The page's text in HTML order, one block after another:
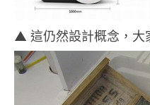
▲ 這仍然設計概念，大